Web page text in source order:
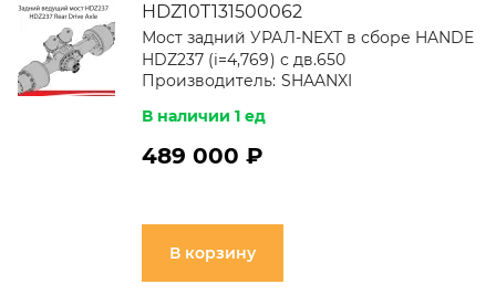
HDZ10T131500062
Мост задний УРАЛ-NEXT в сборе HANDE
HDZ237 (i=4,769) с дв.650
Производитель: SHAANXI
В наличии 1 ед
489 000 ₽
В корзину